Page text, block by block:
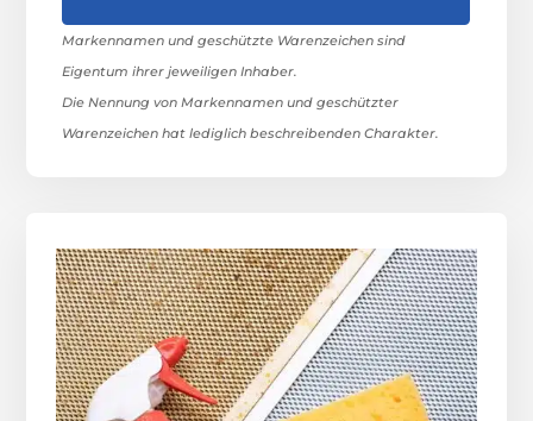
Markennamen und geschützte Warenzeichen sind
Eigentum ihrer jeweiligen Inhaber.
Die Nennung von Markennamen und geschützter
Warenzeichen hat lediglich beschreibenden Charakter.